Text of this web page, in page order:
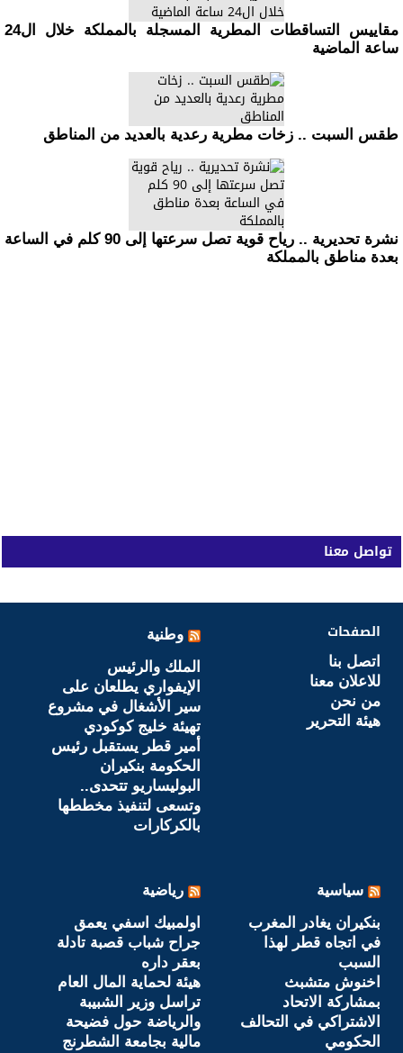
مقاييس التساقطات المطرية المسجلة بالمملكة خلال ال24
ساعة الماضية
طقس السبت .. زخات مطرية رعدية بالعديد من المناطق
نشرة تحديرية .. رياح قوية تصل سرعتها إلى 90 كلم في الساعة
بعدة مناطق بالمملكة
تواصل معنا
الصفحات
اتصل بنا
للاعلان معنا
من نحن
هيئة التحرير
وطنية
الملك والرئيس
الإيفواري يطلعان على
سير الأشغال في مشروع
تهيئة خليج كوكودي
أمير قطر يستقبل رئيس
الحكومة بنكيران
البوليساريو تتحدى..
وتسعى لتنفيذ مخططها
بالكركارات
سياسية
بنكيران يغادر المغرب
في اتجاه قطر لهذا
السبب
اخنوش متشبث
بمشاركة الاتحاد
الاشتراكي في التحالف
الحكومي
رياضية
اولمبيك اسفي يعمق
جراح شباب قصبة تادلة
بعقر داره
هيئة لحماية المال العام
تراسل وزير الشبيبة
والرياضة حول فضيحة
مالية بجامعة الشطرنج